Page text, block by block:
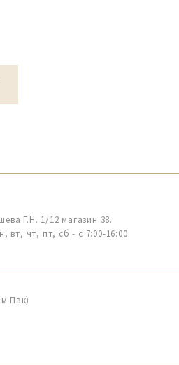
Г.Н. 1/12 магазин 38.
вт, чт, пт, сб - с 7:00-16:00.
Пак)